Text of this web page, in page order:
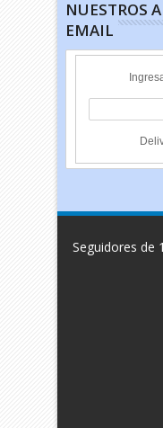
NUESTROS
EMAIL
Seguidores de